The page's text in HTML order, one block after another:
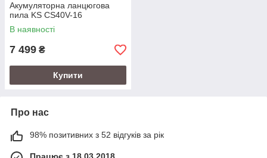
Акумуляторна ланцюгова
пила KS CS40V-16
В наявності
7 499 ₴
Купити
Про нас
98% позитивних з 52 відгуків за рік